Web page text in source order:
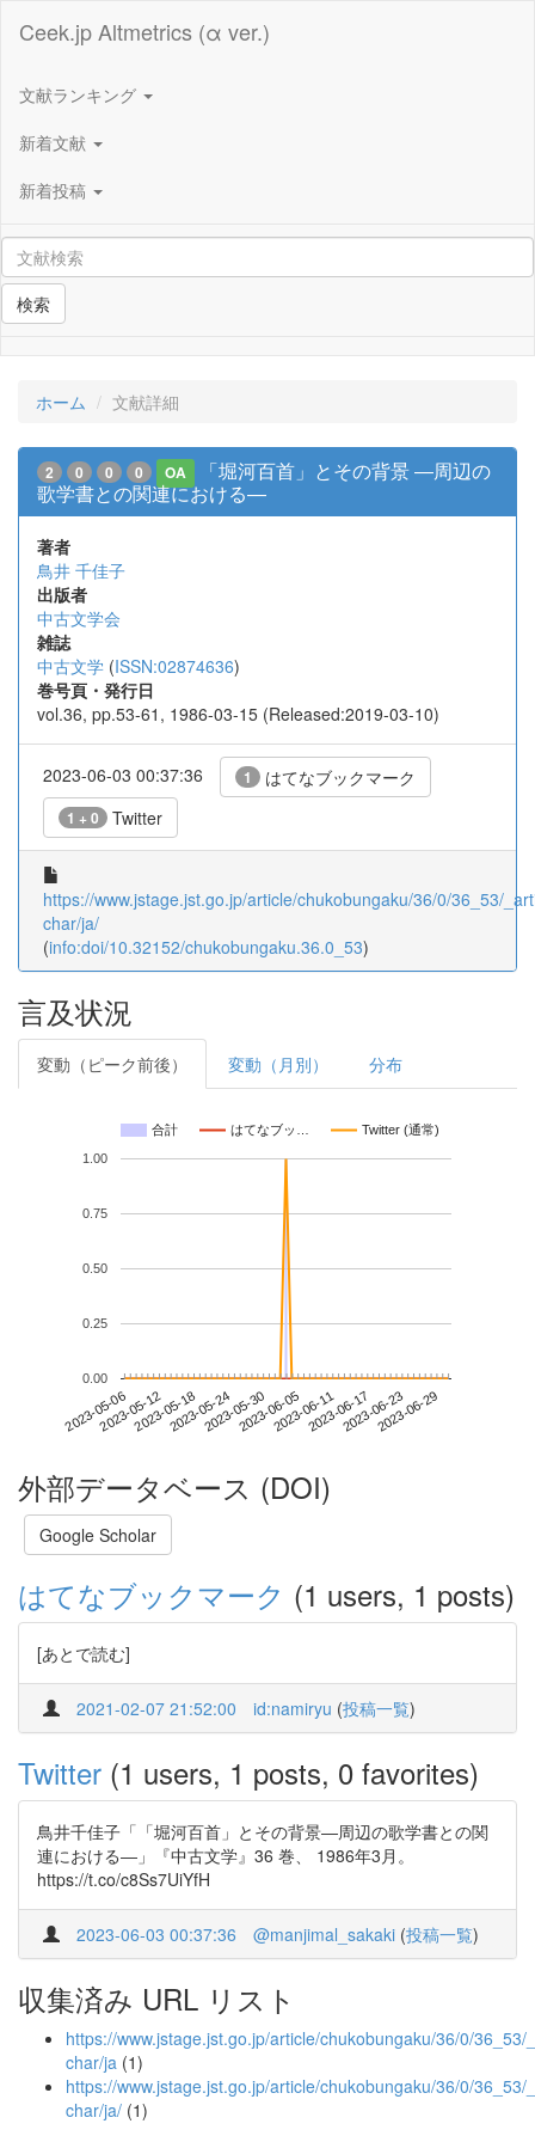
Ceek.jp Altmetrics (α ver.)
文献ランキング
新着文献
新着投稿
検索
ホーム 文献詳細
2 0 0 0 OA
「堀河百首」とその背景 ―周辺の
歌学書との関連における―
著者
鳥井 千佳子
出版者
中古文学会
雑誌
中古文学 (ISSN:02874636)
巻号頁・発行日
vol.36, pp.53-61, 1986-03-15 (Released:2019-03-10)
2023-06-03 00:37:36 1 はてなブックマーク
1 + 0 Twitter
https://www.jstage.jst.go.jp/article/chukobungaku/36/0/36_53/
char/ja/
(info:doi/10.32152/chukobungaku.36.0_53)
言及状況
変動（ピーク前後） 変動（月別） 分布
合計 はてなブッ… Twitter (通常)
2023-05-062023-05-122023-05-182023-05-242023-05-302023-06-052023-06-112023-06-172023-06-232023-06-29
0.00
0.25
0.50
0.75
1.00
外部データベース (DOI)
Google Scholar
はてなブックマーク (1 users, 1 posts)
[あとで読む]
2021-02-07 21:52:00 id:namiryu (投稿一覧)
Twitter (1 users, 1 posts, 0 favorites)
鳥井千佳子「「堀河百首」とその背景―周辺の歌学書との関
連における―」『中古文学』36 巻、 1986年3月。
https://t.co/c8Ss7UiYfH
2023-06-03 00:37:36 @manjimal_sakaki (投稿一覧)
収集済み URL リスト
https://www.jstage.jst.go.jp/article/chukobungaku/36/0/36_53/
char/ja (1)
https://www.jstage.jst.go.jp/article/chukobungaku/36/0/36_53/
char/ja/ (1)